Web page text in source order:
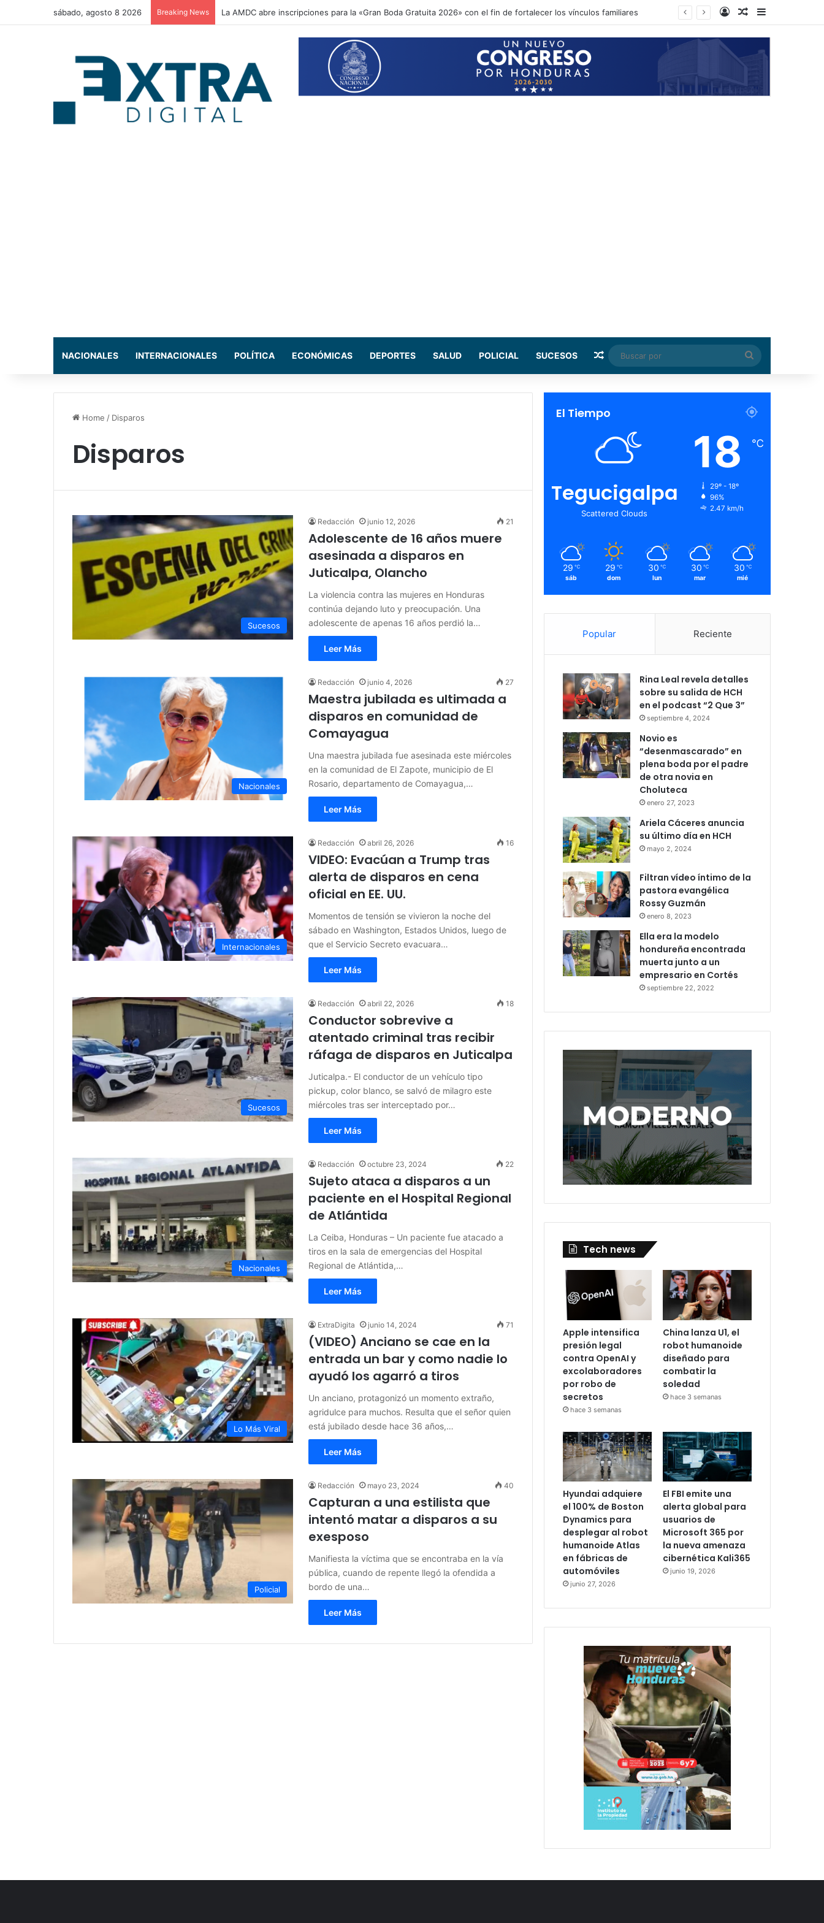
sábado, agosto 8 2026 Breaking News La AMDC abre inscripciones para la «Gran Boda Gratuita 2026» con el fin de fortalecer los vínculos familiares Log InRandom Article
NACIONALES INTERNACIONALES POLÍTICA ECONÓMICAS DEPORTES SALUD POLICIAL SUCESOS Random Article
Buscar
por
Home / Disparos
Disparos
Sucesos
Redacción junio 12, 2026 21
Adolescente de 16 años muere
asesinada a disparos en
Juticalpa, Olancho
La violencia contra las mujeres en Honduras
continúa dejando luto y preocupación. Una
adolescente de apenas 16 años perdió la…
Leer Más
Nacionales
Redacción junio 4, 2026 27
Maestra jubilada es ultimada a
disparos en comunidad de
Comayagua
Una maestra jubilada fue asesinada este miércoles
en la comunidad de El Zapote, municipio de El
Rosario, departamento de Comayagua,…
Leer Más
Internacionales
Redacción abril 26, 2026 16
VIDEO: Evacúan a Trump tras
alerta de disparos en cena
oficial en EE. UU.
Momentos de tensión se vivieron la noche del
sábado en Washington, Estados Unidos, luego de
que el Servicio Secreto evacuara…
Leer Más
Sucesos
Redacción abril 22, 2026 18
Conductor sobrevive a
atentado criminal tras recibir
ráfaga de disparos en Juticalpa
Juticalpa.- El conductor de un vehículo tipo
pickup, color blanco, se salvó de milagro este
miércoles tras ser interceptado por…
Leer Más
Nacionales
Redacción octubre 23, 2024 22
Sujeto ataca a disparos a un
paciente en el Hospital Regional
de Atlántida
La Ceiba, Honduras – Un paciente fue atacado a
tiros en la sala de emergencias del Hospital
Regional de Atlántida,…
Leer Más
Lo Más Viral
ExtraDigita junio 14, 2024 71
(VIDEO) Anciano se cae en la
entrada un bar y como nadie lo
ayudó los agarró a tiros
Un anciano, protagonizó un momento extraño,
agridulce para muchos. Resulta que el señor quien
está jubilado desde hace 36 años,…
Leer Más
Policial
Redacción mayo 23, 2024 40
Capturan a una estilista que
intentó matar a disparos a su
exesposo
Manifiesta la víctima que se encontraba en la vía
pública, cuando de repente llegó la ofendida a
bordo de una…
Leer Más
El Tiempo
Tegucigalpa
Scattered Clouds
18 ℃
29º - 18º
96%
2.47 km/h
29 ℃
sáb
29 ℃
dom
30 ℃
lun
30 ℃
mar
30 ℃
mié
Popular Reciente
Rina Leal revela detalles
sobre su salida de HCH
en el podcast “2 Que 3”
septiembre 4, 2024
Novio es
“desenmascarado” en
plena boda por el padre
de otra novia en
Choluteca
enero 27, 2023
Ariela Cáceres anuncia
su último día en HCH
mayo 2, 2024
Filtran vídeo íntimo de la
pastora evangélica
Rossy Guzmán
enero 8, 2023
Ella era la modelo
hondureña encontrada
muerta junto a un
empresario en Cortés
septiembre 22, 2022
Tech news
Apple intensifica
presión legal
contra OpenAI y
excolaboradores
por robo de
secretos
hace 3 semanas
China lanza U1, el
robot humanoide
diseñado para
combatir la
soledad
hace 3 semanas
Hyundai adquiere
el 100% de Boston
Dynamics para
desplegar al robot
humanoide Atlas
en fábricas de
automóviles
junio 27, 2026
El FBI emite una
alerta global para
usuarios de
Microsoft 365 por
la nueva amenaza
cibernética Kali365
junio 19, 2026